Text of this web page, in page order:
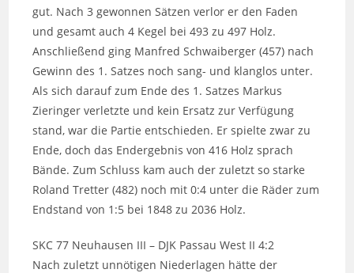
gut. Nach 3 gewonnen Sätzen verlor er den Faden
und gesamt auch 4 Kegel bei 493 zu 497 Holz.
Anschließend ging Manfred Schwaiberger (457) nach
Gewinn des 1. Satzes noch sang- und klanglos unter.
Als sich darauf zum Ende des 1. Satzes Markus
Zieringer verletzte und kein Ersatz zur Verfügung
stand, war die Partie entschieden. Er spielte zwar zu
Ende, doch das Endergebnis von 416 Holz sprach
Bände. Zum Schluss kam auch der zuletzt so starke
Roland Tretter (482) noch mit 0:4 unter die Räder zum
Endstand von 1:5 bei 1848 zu 2036 Holz.
SKC 77 Neuhausen III – DJK Passau West II 4:2
Nach zuletzt unnötigen Niederlagen hätte der